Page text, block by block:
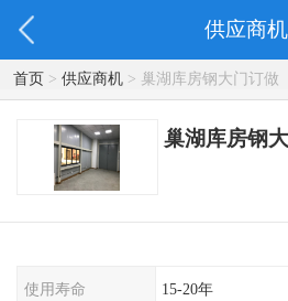
供应商机
首页> 供应商机> 巢湖库房钢大门订做
巢湖库房钢
使用寿命 15-20年